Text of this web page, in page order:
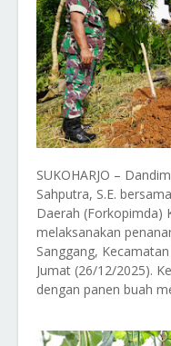
SUKOHARJO –
Sahputra, S.E.
Daerah (Forkopimda)
melaksanakan
Sanggang,
Jumat (26/12/2025).
dengan panen buah